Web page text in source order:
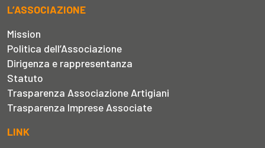
L’ASSOCIAZIONE
Mission
Politica dell’Associazione
Dirigenza e rappresentanza
Statuto
Trasparenza Associazione Artigiani
Trasparenza Imprese Associate
LINK